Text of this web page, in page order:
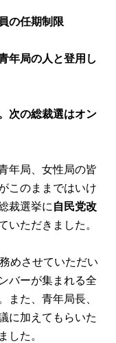
の任期制限
年局の人と登用し
次の総裁選はオン
年局、女性局の皆
このままではいけ
裁選挙に 自民党改
いただきました。
めさせていただい
バーが集まれる全
また、青年局長、
に加えてもらいた
した。